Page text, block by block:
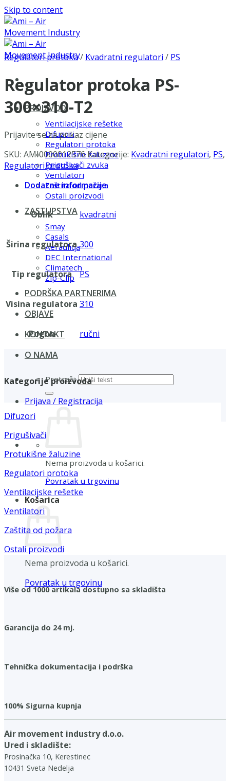
Skip to content
PROIZVODI
Ventilacijske rešetke
Difuzori
Regulatori protoka
Protukišne žaluzine
Prigušivači zvuka
Ventilatori
Zaštita od požara
Ostali proizvodi
ZASTUPSTVA
Smay
Casals
Aerauliqa
DEC International
Climatech
Zip-Clip
PODRŠKA PARTNERIMA
OBJAVE
KONTAKT
O NAMA
Pretraži:
Prijava / Registracija
Nema proizvoda u košarici.
Povratak u trgovinu
Košarica
Nema proizvoda u košarici.
Povratak u trgovinu
Regulatori protoka/ Kvadratni regulatori / PS
Regulator protoka PS-
300×310-T2
Prijavite se za prikaz cijene
SKU: AMI0000012576 Kategorije: Kvadratni regulatori, PS,
Regulatori protoka
Dodatne informacije
Oblik kvadratni
Širina regulatora 300
Tip regulatora PS
Visina regulatora 310
Pogon ručni
Kategorije proizvoda
Difuzori
Prigušivači
Protukišne žaluzine
Regulatori protoka
Ventilacijske rešetke
Ventilatori
Zaštita od požara
Ostali proizvodi
Više od 1000 artikala dostupno sa skladišta
Garancija do 24 mj.
Tehnička dokumentacija i podrška
100% Sigurna kupnja
Air movement industry d.o.o.
Ured i skladište:
Prosinačka 10, Kerestinec
10431 Sveta Nedelja